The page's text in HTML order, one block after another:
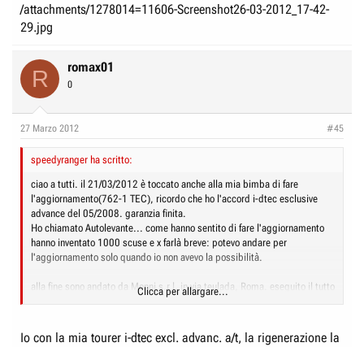
/attachments/1278014=11606-Screenshot26-03-2012_17-42-
29.jpg
R romax01
0
27 Marzo 2012 #45
speedyranger ha scritto:
ciao a tutti. il 21/03/2012 è toccato anche alla mia bimba di fare
l'aggiornamento(762-1 TEC), ricordo che ho l'accord i-dtec esclusive
advance del 05/2008. garanzia finita.
Ho chiamato Autolevante... come hanno sentito di fare l'aggiornamento
hanno inventato 1000 scuse e x farlà breve: potevo andare per
l'aggiornamento solo quando io non avevo la possibilità.
alla fine sono andato da Monni s.r.l. in via teulada, Roma. eseguito il tutto
sarò scemo io ma la sento molto più reativa rispetto a prima(dai 2000giri
Clicca per allargare...
Io con la mia tourer i-dtec excl. advanc. a/t, la rigenerazione la